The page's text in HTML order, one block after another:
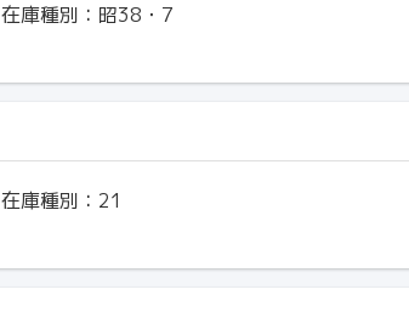
在庫種別： 昭38・7
在庫種別： 21